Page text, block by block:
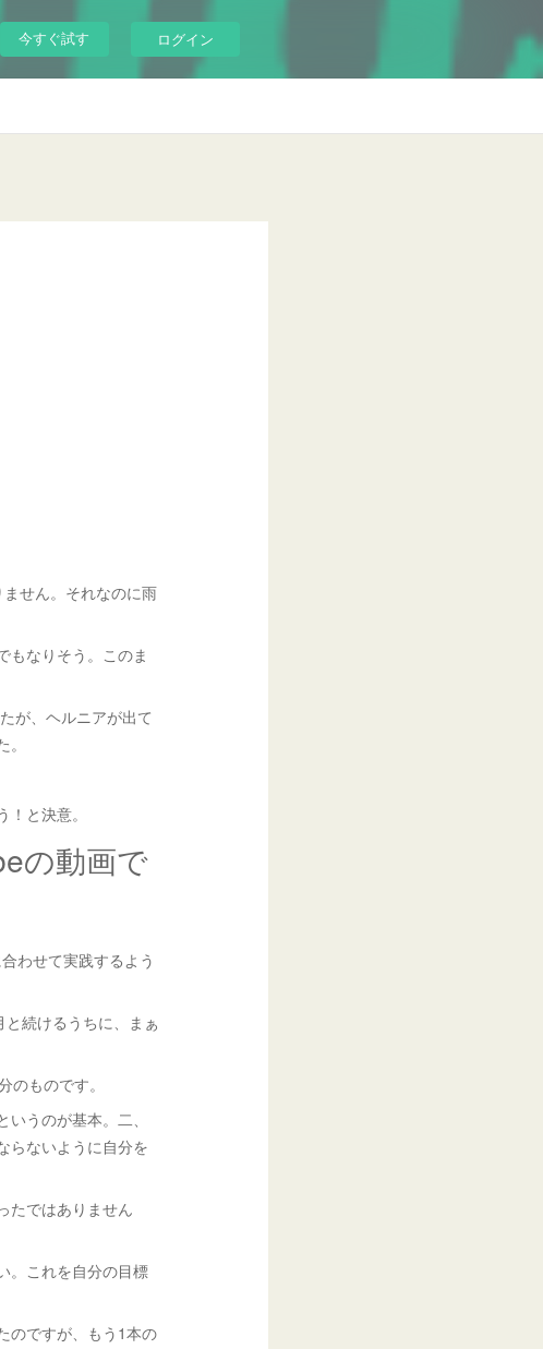
今すぐ試す ログイン
せん。それなのに雨
もなりそう。このま
が、ヘルニアが出て
と決意。
の動画で
わせて実践するよう
続けるうちに、まぁ
ものです。
うのが基本。二、
らないように自分を
たではありません
。これを自分の目標
のですが、もう1本の